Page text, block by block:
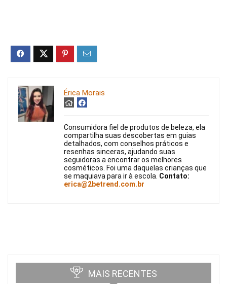
Érica Morais
Consumidora fiel de produtos de beleza, ela
compartilha suas descobertas em guias
detalhados, com conselhos práticos e
resenhas sinceras, ajudando suas
seguidoras a encontrar os melhores
cosméticos. Foi uma daquelas crianças que
se maquiava para ir à escola. Contato:
erica@2betrend.com.br
MAIS RECENTES